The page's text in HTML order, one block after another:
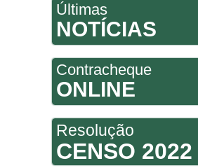
Últimas
NOTÍCIAS
Contracheque
ONLINE
Resolução
CENSO 2022